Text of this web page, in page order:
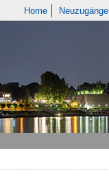
Home Neuzugänge